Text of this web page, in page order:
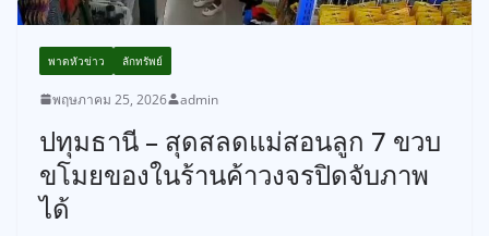
พาดหัวข่าว ลักทรัพย์
พฤษภาคม 25, 2026 admin
ปทุมธานี – สุดสลดแม่สอนลูก 7 ขวบ
ขโมยของในร้านค้าวงจรปิดจับภาพ
ได้